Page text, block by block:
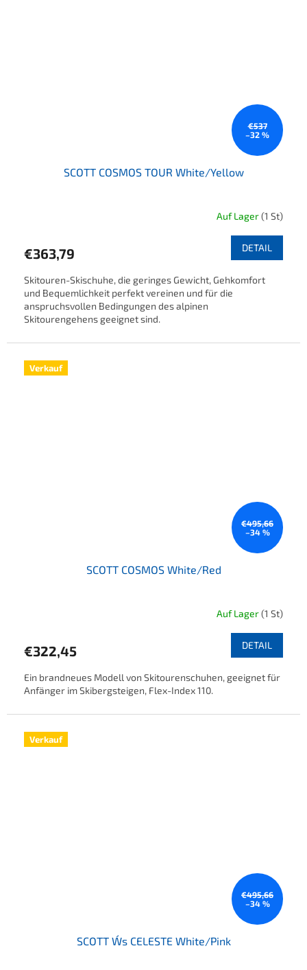
€537
–32 %
SCOTT COSMOS TOUR White/Yellow
Auf Lager(1 St)
€363,79 DETAIL
Skitouren-Skischuhe, die geringes Gewicht, Gehkomfort
und Bequemlichkeit perfekt vereinen und für die
anspruchsvollen Bedingungen des alpinen
Skitourengehens geeignet sind.
Verkauf
€495,66
–34 %
SCOTT COSMOS White/Red
Die durchschnittliche Produktbewertung ist 4,0 von 5 Sternen.
Auf Lager(1 St)
€322,45 DETAIL
Ein brandneues Modell von Skitourenschuhen, geeignet für
Anfänger im Skibergsteigen, Flex-Index 110.
Verkauf
€495,66
–34 %
SCOTT W´s CELESTE White/Pink